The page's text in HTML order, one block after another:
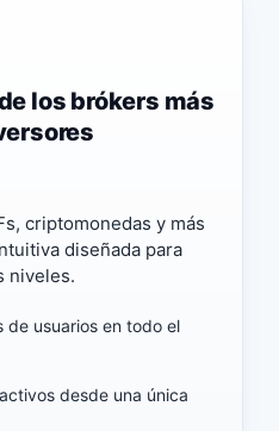
los brókers más
criptomonedas y más
diseñada para
niveles.
de usuarios en todo el
desde una única